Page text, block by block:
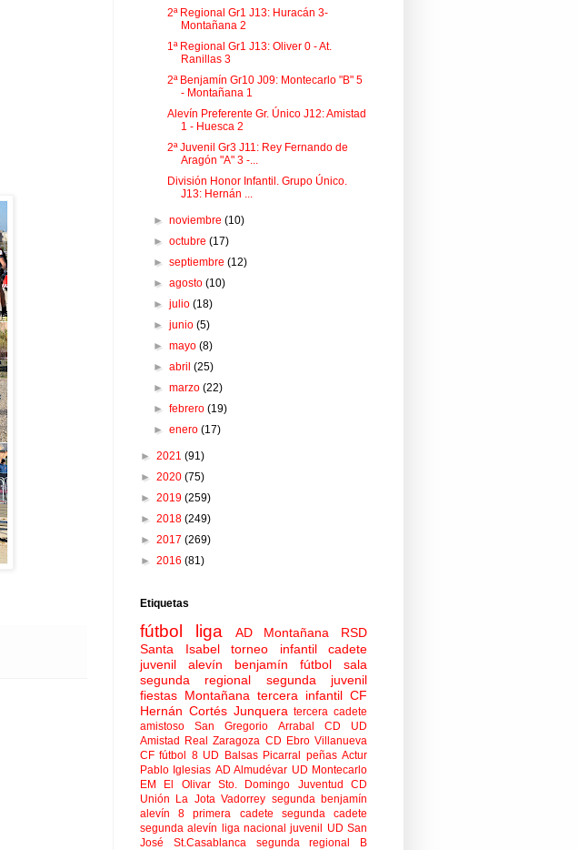
2ª Regional Gr1 J13: Huracán 3-
Montañana 2
1ª Regional Gr1 J13: Oliver 0 - At.
Ranillas 3
2ª Benjamín Gr10 J09: Montecarlo "B" 5
- Montañana 1
Alevín Preferente Gr. Único J12: Amistad
1 - Huesca 2
2ª Juvenil Gr3 J11: Rey Fernando de
Aragón "A" 3 -...
División Honor Infantil. Grupo Único.
J13: Hernán ...
►noviembre(10)
►octubre(17)
►septiembre(12)
►agosto(10)
►julio(18)
►junio(5)
►mayo(8)
►abril(25)
►marzo(22)
►febrero(19)
►enero(17)
► 2021 (91)
► 2020 (75)
► 2019 (259)
► 2018 (249)
► 2017 (269)
► 2016 (81)
Etiquetas
fútbol liga AD Montañana
RSD
Santa Isabel
torneo infantil
cadete
juvenil
alevín benjamín
fútbol sala
segunda regional
segunda juvenil
fiestas Montañana tercera infantil CF
Hernán Cortés Junquera tercera cadete
amistoso
San Gregorio Arrabal CD
UD
Amistad
Real Zaragoza CD Ebro Villanueva
CF fútbol 8 UD Balsas Picarral peñas Actur
Pablo Iglesias AD Almudévar UD Montecarlo
EM El Olivar Sto. Domingo Juventud
CD
Unión La Jota Vadorrey segunda benjamín
alevín 8
primera cadete
segunda cadete
segunda alevín
liga nacional juvenil
UD San
José
St.Casablanca
segunda regional B